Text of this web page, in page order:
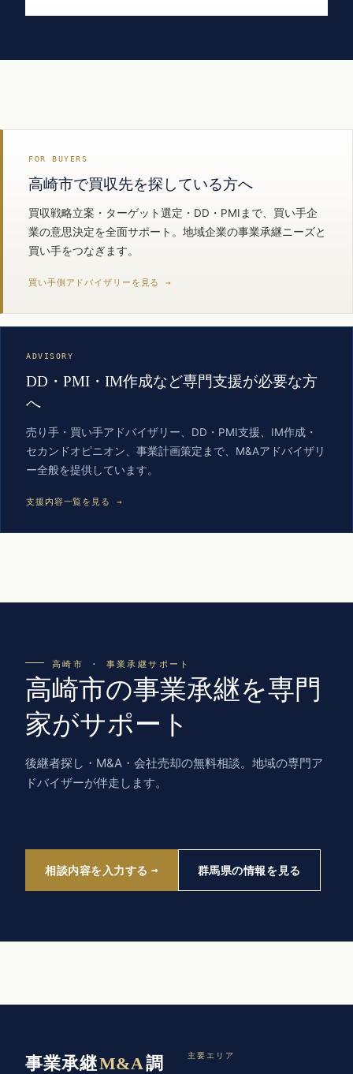
FOR BUYERS
高崎市で買収先を探している方へ
買収戦略立案・ターゲット選定・DD・PMIまで、買い手企
業の意思決定を全面サポート。地域企業の事業承継ニーズと
買い手をつなぎます。
買い手側アドバイザリーを見る →
ADVISORY
DD・PMI・IM作成など専門支援が必要な方
へ
売り手・買い手アドバイザリー、DD・PMI支援、IM作成・
セカンドオピニオン、事業計画策定まで、M&Aアドバイザリ
ー全般を提供しています。
支援内容一覧を見る →
高崎市 · 事業承継サポート
高崎市の事業承継を専門
家がサポート
後継者探し・M&A・会社売却の無料相談。地域の専門ア
ドバイザーが伴走します。
相談内容を入力する 群馬県の情報を見る
事業承継M&A調
主要エリア